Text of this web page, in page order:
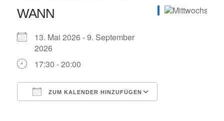
WANN
13. Mai 2026 - 9. September
2026
17:30 - 20:00
ZUM KALENDER HINZUFÜGEN